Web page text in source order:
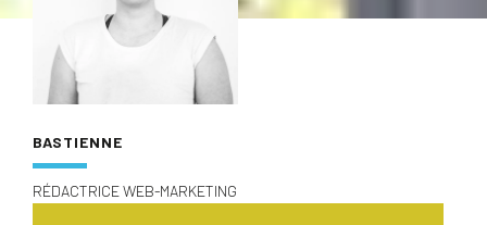
BASTIENNE
RÉDACTRICE WEB-MARKETING